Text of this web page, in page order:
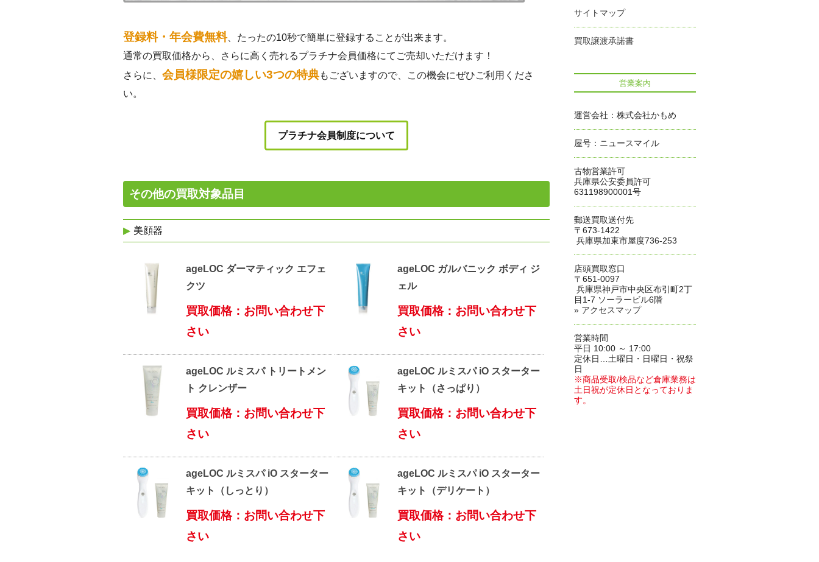
登録料・年会費無料、たったの10秒で簡単に登録することが出来ます。
通常の買取価格から、さらに高く売れるプラチナ会員価格にてご売却いただけます！
さらに、 会員様限定の嬉しい3つの特典もございますので、この機会にぜひご利用くださ
い。
プラチナ会員制度について
その他の買取対象品目
美顔器
ageLOC ダーマティック エフェ
クツ
買取価格：お問い合わせ下
さい
ageLOC ガルバニック ボディ ジ
ェル
買取価格：お問い合わせ下
さい
ageLOC ルミスパ トリートメン
ト クレンザー
買取価格：お問い合わせ下
さい
ageLOC ルミスパ iO スターター
キット（さっぱり）
買取価格：お問い合わせ下
さい
ageLOC ルミスパ iO スターター
キット（しっとり）
買取価格：お問い合わせ下
さい
ageLOC ルミスパ iO スターター
キット（デリケート）
買取価格：お問い合わせ下
さい
サイトマップ
買取譲渡承諾書
営業案内
運営会社：株式会社かもめ
屋号：ニュースマイル
古物営業許可
兵庫県公安委員許可
631198900001号
郵送買取送付先
〒673-1422
兵庫県加東市屋度736-253
店頭買取窓口
〒651-0097
兵庫県神戸市中央区布引町2丁
目1-7 ソーラービル6階
» アクセスマップ
営業時間
平日 10:00 ～ 17:00
定休日…土曜日・日曜日・祝祭
日
※商品受取/検品など倉庫業務は
土日祝が定休日となっておりま
す。